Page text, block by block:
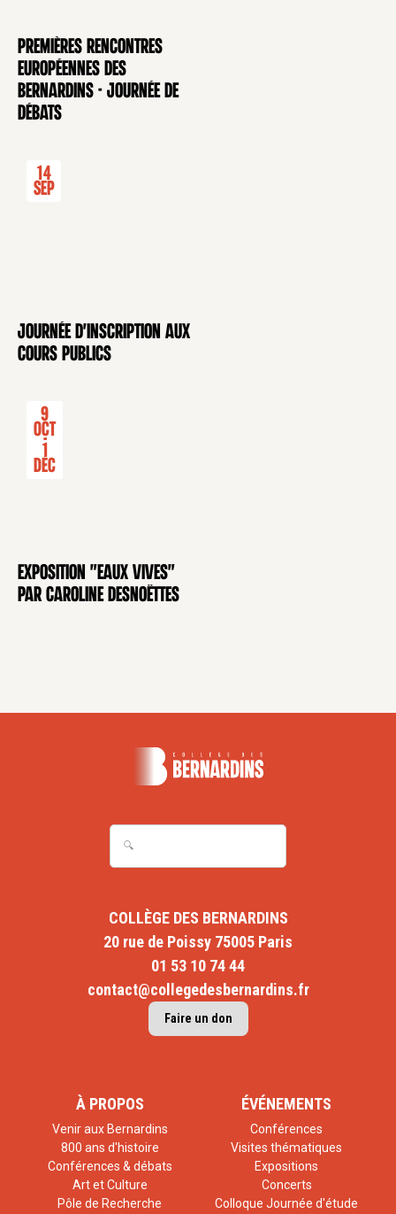
CONFÉRENCE
Premières rencontres
européennes des
Bernardins - Journée de
débats
CONFÉRENCE
14
Sep
Journée d'inscription aux
cours publics
EXPOSITION
9
Oct
-
1
Déc
Exposition "Eaux Vives"
par Caroline Desnoëttes
COLLÈGE DES BERNARDINS
20 rue de Poissy 75005 Paris
01 53 10 74 44
contact@collegedesbernardins.fr
Faire un don
À PROPOS
Venir aux Bernardins
800 ans d'histoire
Conférences & débats
Art et Culture
Pôle de Recherche
ÉVÉNEMENTS
Conférences
Visites thématiques
Expositions
Concerts
Colloque Journée d'étude